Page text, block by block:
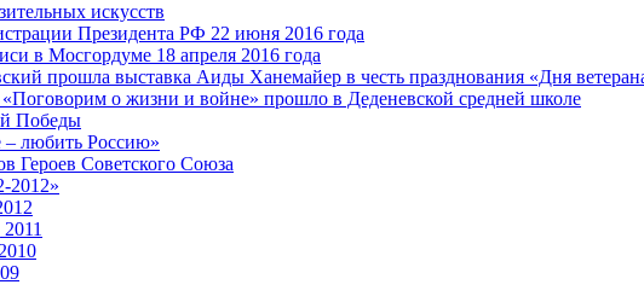
искусств
Президента РФ 22 июня 2016 года
в Мосгордуме 18 апреля 2016 года
прошла выставка Аиды Ханемайер в честь празднования «Дня
о жизни и войне» прошло в Деденевской средней школе
Победы
любить Россию»
Героев Советского Союза
2012»